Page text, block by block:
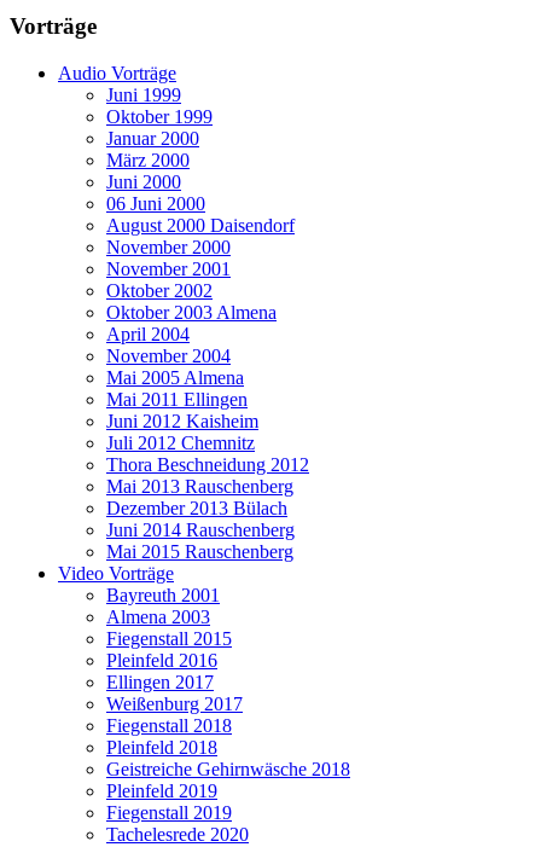
Vorträge
Audio Vorträge
Juni 1999
Oktober 1999
Januar 2000
März 2000
Juni 2000
06 Juni 2000
August 2000 Daisendorf
November 2000
November 2001
Oktober 2002
Oktober 2003 Almena
April 2004
November 2004
Mai 2005 Almena
Mai 2011 Ellingen
Juni 2012 Kaisheim
Juli 2012 Chemnitz
Thora Beschneidung 2012
Mai 2013 Rauschenberg
Dezember 2013 Bülach
Juni 2014 Rauschenberg
Mai 2015 Rauschenberg
Video Vorträge
Bayreuth 2001
Almena 2003
Fiegenstall 2015
Pleinfeld 2016
Ellingen 2017
Weißenburg 2017
Fiegenstall 2018
Pleinfeld 2018
Geistreiche Gehirnwäsche 2018
Pleinfeld 2019
Fiegenstall 2019
Tachelesrede 2020